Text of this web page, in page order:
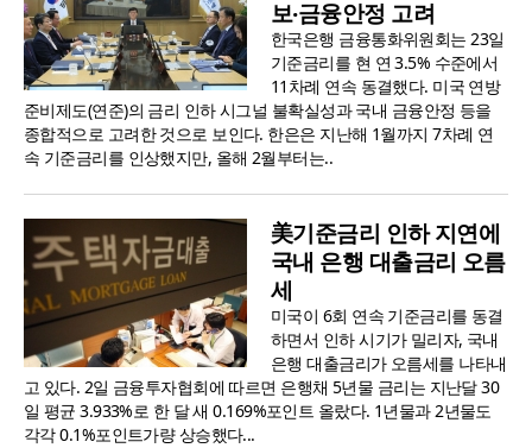
보‧금융안정 고려
한국은행 금융통화위원회는 23일
기준금리를 현 연 3.5% 수준에서
11차례 연속 동결했다. 미국 연방
준비제도(연준)의 금리 인하 시그널 불확실성과 국내 금융안정 등을
종합적으로 고려한 것으로 보인다. 한은은 지난해 1월까지 7차례 연
속 기준금리를 인상했지만, 올해 2월부터는..
美기준금리 인하 지연에
국내 은행 대출금리 오름
세
미국이 6회 연속 기준금리를 동결
하면서 인하 시기가 밀리자, 국내
은행 대출금리가 오름세를 나타내
고 있다. 2일 금융투자협회에 따르면 은행채 5년물 금리는 지난달 30
일 평균 3.933%로 한 달 새 0.169%포인트 올랐다. 1년물과 2년물도
각각 0.1%포인트가량 상승했다...